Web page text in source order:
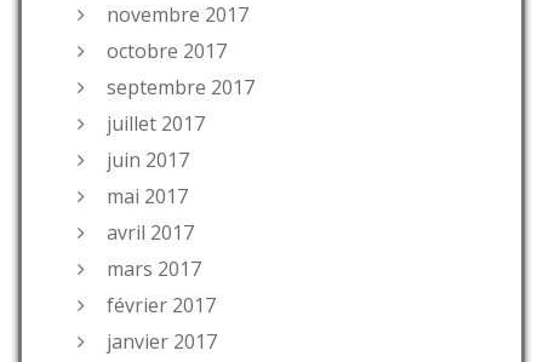
novembre 2017
octobre 2017
septembre 2017
juillet 2017
juin 2017
mai 2017
avril 2017
mars 2017
février 2017
janvier 2017